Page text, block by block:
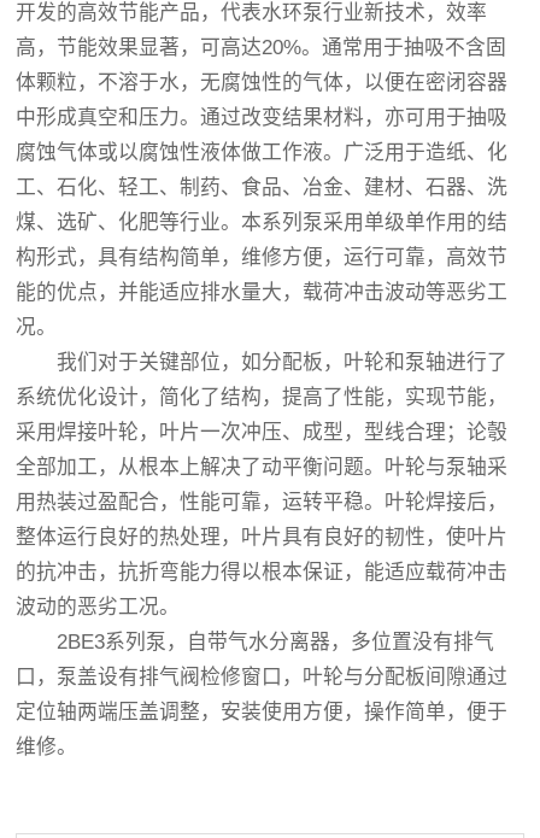
开发的高效节能产品，代表水环泵行业新技术，效率
高，节能效果显著，可高达20%。通常用于抽吸不含固
体颗粒，不溶于水，无腐蚀性的气体，以便在密闭容器
中形成真空和压力。通过改变结果材料，亦可用于抽吸
腐蚀气体或以腐蚀性液体做工作液。广泛用于造纸、化
工、石化、轻工、制药、食品、冶金、建材、石器、洗
煤、选矿、化肥等行业。本系列泵采用单级单作用的结
构形式，具有结构简单，维修方便，运行可靠，高效节
能的优点，并能适应排水量大，载荷冲击波动等恶劣工
况。
我们对于关键部位，如分配板，叶轮和泵轴进行了
系统优化设计，简化了结构，提高了性能，实现节能，
采用焊接叶轮，叶片一次冲压、成型，型线合理；论彀
全部加工，从根本上解决了动平衡问题。叶轮与泵轴采
用热装过盈配合，性能可靠，运转平稳。叶轮焊接后，
整体运行良好的热处理，叶片具有良好的韧性，使叶片
的抗冲击，抗折弯能力得以根本保证，能适应载荷冲击
波动的恶劣工况。
2BE3系列泵，自带气水分离器，多位置没有排气
口，泵盖设有排气阀检修窗口，叶轮与分配板间隙通过
定位轴两端压盖调整，安装使用方便，操作简单，便于
维修。